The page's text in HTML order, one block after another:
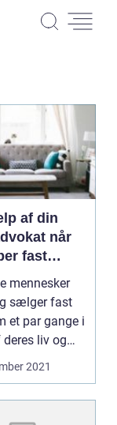
af din
når
fast
mennesker
sælger fast
et par gange i
liv og
næp...
2021